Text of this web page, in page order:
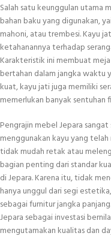
Salah satu keunggulan utama
bahan baku yang digunakan,
mahoni, atau trembesi. Kayu
ketahanannya terhadap
Karakteristik ini membuat
bertahan dalam jangka waktu
kuat, kayu jati juga memiliki
memerlukan banyak sentuhan
Pengrajin mebel Jepara
menggunakan kayu yang
tidak mudah retak atau
bagian penting dari standar
di Jepara. Karena itu, tidak
hanya unggul dari segi
sebagai furnitur jangka
Jepara sebagai investasi
mengutamakan kualitas dan